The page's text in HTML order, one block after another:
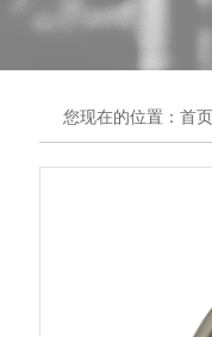
您现在的位置： 首页